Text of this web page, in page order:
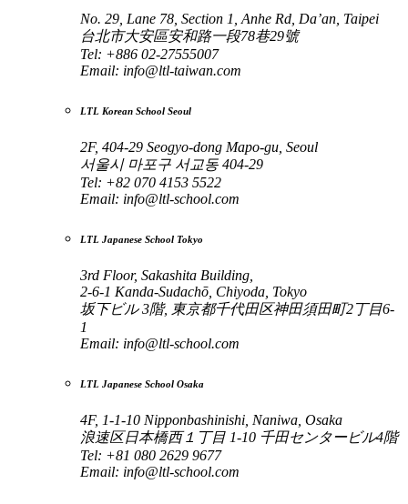
No. 29, Lane 78, Section 1, Anhe Rd, Da’an, Taipei
台北市大安區安和路一段78巷29號
Tel: +886 02-27555007
Email: info@ltl-taiwan.com
LTL Korean School Seoul
2F, 404-29 Seogyo-dong Mapo-gu, Seoul
서울시 마포구 서교동 404-29
Tel: +82 070 4153 5522
Email: info@ltl-school.com
LTL Japanese School Tokyo
3rd Floor, Sakashita Building,
2-6-1 Kanda-Sudachō, Chiyoda, Tokyo
坂下ビル 3階, 東京都千代田区神田須田町2丁目6-
1
Email: info@ltl-school.com
LTL Japanese School Osaka
4F, 1-1-10 Nipponbashinishi, Naniwa, Osaka
浪速区日本橋西１丁目 1-10 千田センタービル4階
Tel: +81 080 2629 9677
Email: info@ltl-school.com